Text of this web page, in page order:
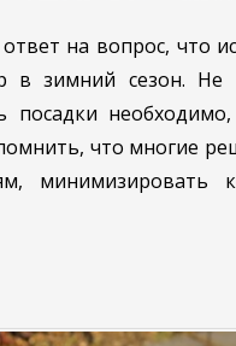
на вопрос, что
в зимний сезон. Не
посадки
что многие
минимизировать